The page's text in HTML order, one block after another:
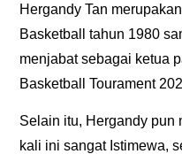
Hergandy Tan
Basketball tahun 1980
menjabat sebagai ketua
Basketball Tourament
Selain itu, Hergandy pun
kali ini sangat Istimewa,